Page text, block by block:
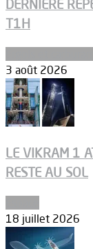
DERNIÈRE
T1H
3 août 2026
LE VIKRAM 1
RESTE AU SOL
18 juillet 2026